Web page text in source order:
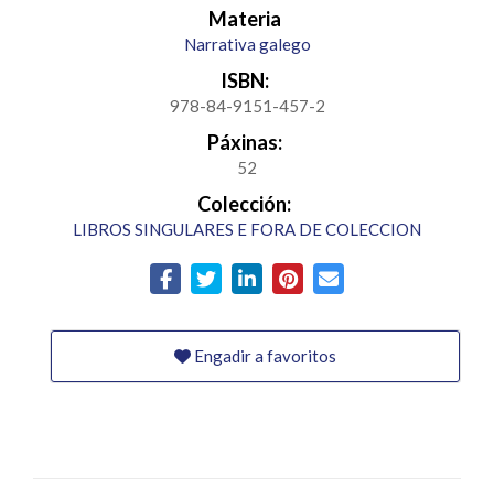
Materia
Narrativa galego
ISBN:
978-84-9151-457-2
Páxinas:
52
Colección:
LIBROS SINGULARES E FORA DE COLECCION
Engadir a favoritos